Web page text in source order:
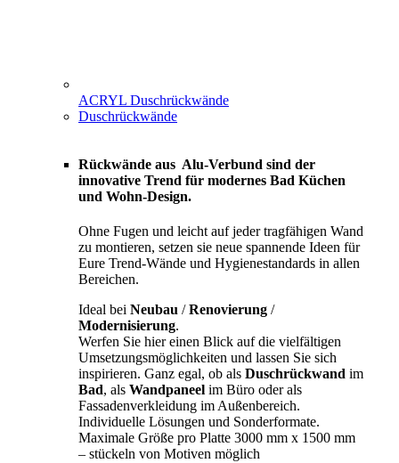
ACRYL Duschrückwände
Duschrückwände
Rückwände aus Alu-Verbund sind der
innovative Trend für modernes Bad Küchen
und Wohn-Design.
Ohne Fugen und leicht auf jeder tragfähigen Wand
zu montieren, setzen sie neue spannende Ideen für
Eure Trend-Wände und Hygienestandards in allen
Bereichen.
Ideal bei Neubau /Renovierung /
Modernisierung.
Werfen Sie hier einen Blick auf die vielfältigen
Umsetzungsmöglichkeiten und lassen Sie sich
inspirieren. Ganz egal, ob als Duschrückwand im
Bad, als Wandpaneel im Büro oder als
Fassadenverkleidung im Außenbereich.
Individuelle Lösungen und Sonderformate.
Maximale Größe pro Platte 3000 mm x 1500 mm
– stückeln von Motiven möglich